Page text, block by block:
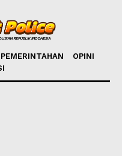
PEMERINTAHAN
OPINI